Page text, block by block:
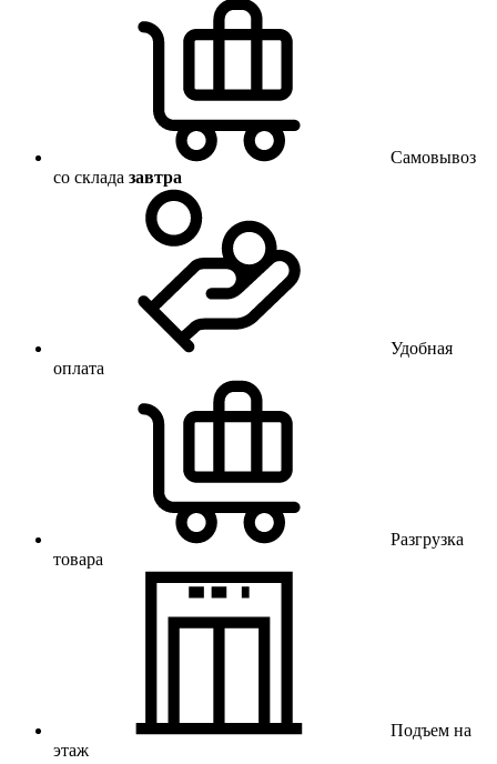
Самовывоз
со склада завтра
Удобная
оплата
Разгрузка
товара
Подъем на
этаж